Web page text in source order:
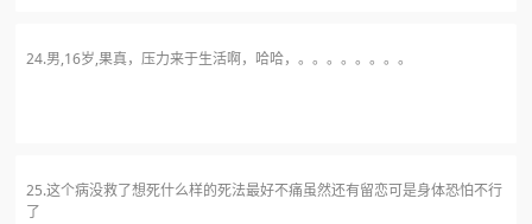
24.男,16岁,果真，压力来于生活啊，哈哈，。。。。。。。。
25.这个病没救了想死什么样的死法最好不痛虽然还有留恋可是身体恐怕不行
了